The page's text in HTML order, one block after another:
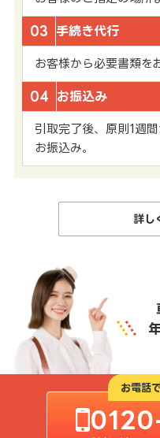
03 手続き代行
お客様から必要書類を
04 お振込み
引取完了後、原則1週
お振込み。
詳し
お電話